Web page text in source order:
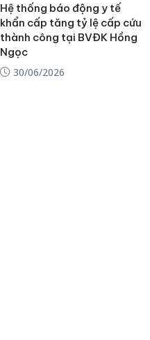
Hệ thống báo động y tế
khẩn cấp tăng tỷ lệ cấp cứu
thành công tại BVĐK Hồng
Ngọc
30/06/2026